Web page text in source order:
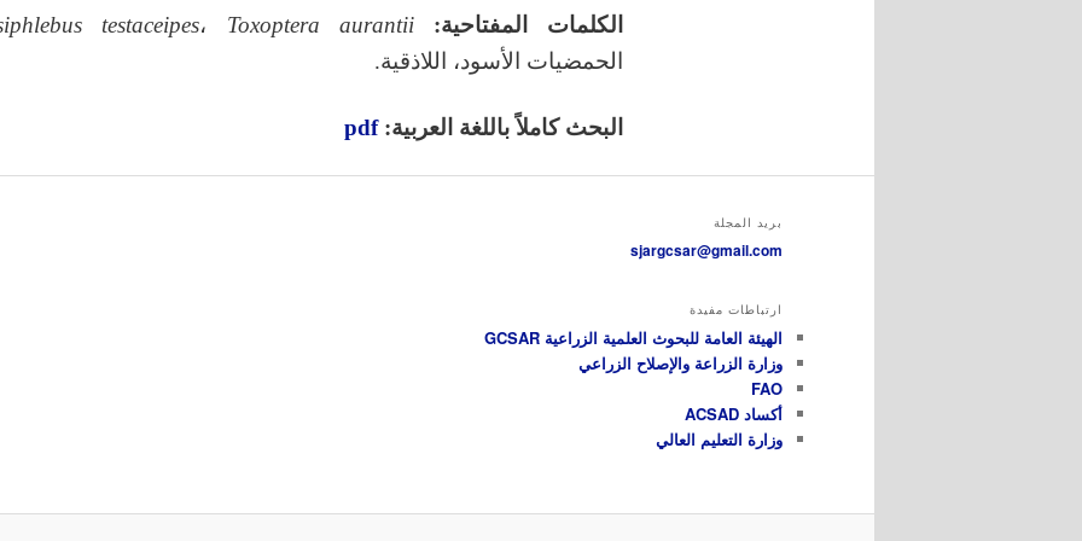
الكلمات المفتاحية: testaceipes، Toxoptera aurantii
الحمضيات الأسود، اللاذقية.
البحث كاملاً باللغة العربية:pdf
بريد المجلة
sjargcsar@gmail.com
ارتباطات مفيدة
الهيئة العامة للبحوث العلمية الزراعية GCSAR
وزارة الزراعة والإصلاح الزراعي
FAO
أكساد ACSAD
وزارة التعليم العالي